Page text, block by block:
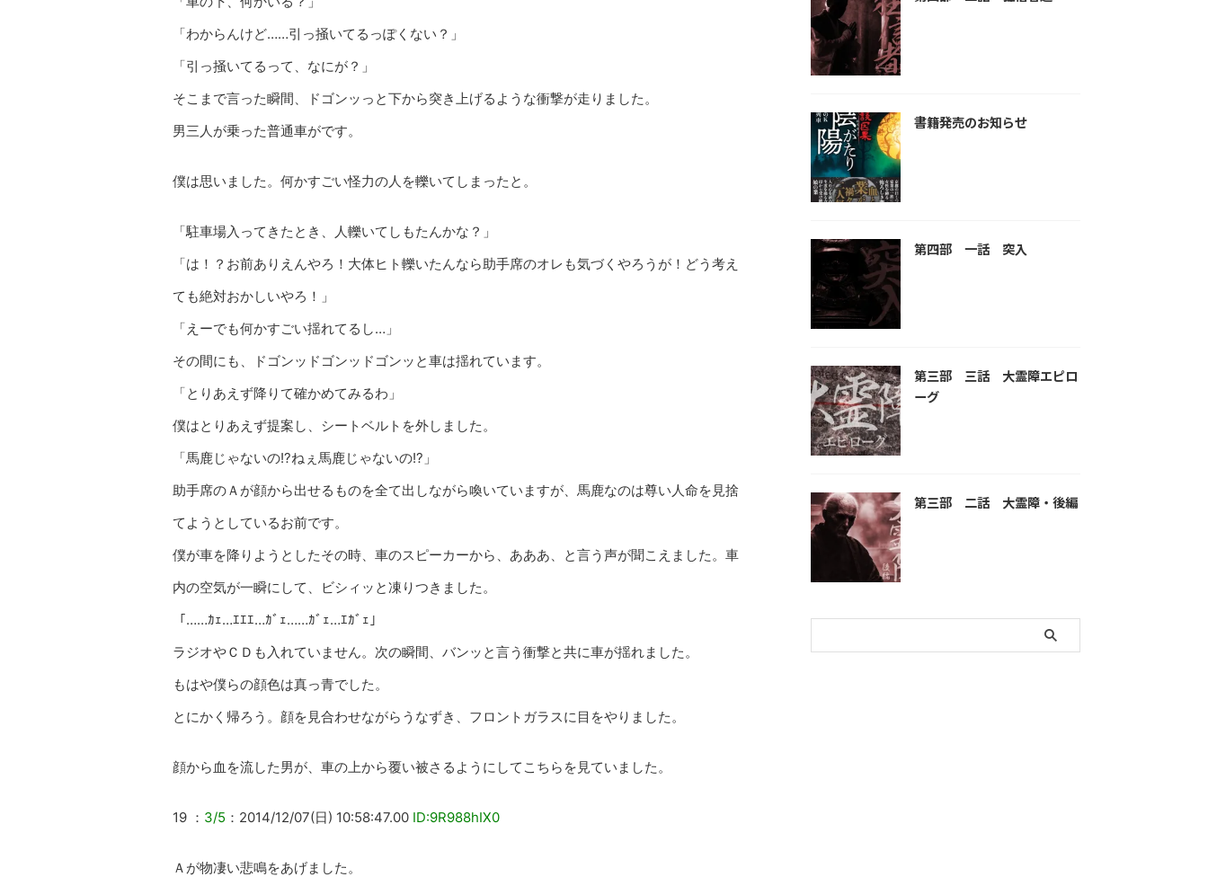
「わからんけど……引っ掻いてるっぽくない？」
「引っ掻いてるって、なにが？」
そこまで言った瞬間、ドゴンッっと下から突き上げるような衝撃が走りました。
男三人が乗った普通車がです。
僕は思いました。何かすごい怪力の人を轢いてしまったと。
「駐車場入ってきたとき、人轢いてしもたんかな？」
「は！？お前ありえんやろ！大体ヒト轢いたんなら助手席のオレも気づくやろうが！どう考え
ても絶対おかしいやろ！」
「えーでも何かすごい揺れてるし…」
その間にも、ドゴンッドゴンッドゴンッと車は揺れています。
「とりあえず降りて確かめてみるわ」
僕はとりあえず提案し、シートベルトを外しました。
「馬鹿じゃないの!?ねぇ馬鹿じゃないの!?」
助手席のＡが顔から出せるものを全て出しながら喚いていますが、馬鹿なのは尊い人命を見捨
てようとしているお前です。
僕が車を降りようとしたその時、車のスピーカーから、あああ、と言う声が聞こえました。車
内の空気が一瞬にして、ビシィッと凍りつきました。
「……ｶｪ…ｴｴｴ…ｶﾞｪ……ｶﾞｪ…ｴｶﾞｪ」
ラジオやＣＤも入れていません。次の瞬間、バンッと言う衝撃と共に車が揺れました。
もはや僕らの顔色は真っ青でした。
とにかく帰ろう。顔を見合わせながらうなずき、フロントガラスに目をやりました。
顔から血を流した男が、車の上から覆い被さるようにしてこちらを見ていました。
19 ： 3/5 ：2014/12/07(日) 10:58:47.00 ID:9R988hIX0
Ａが物凄い悲鳴をあげました。
書籍発売のお知らせ
第四部 一話 突入
第三部 三話 大霊障エピロ
ーグ
第三部 二話 大霊障・後編